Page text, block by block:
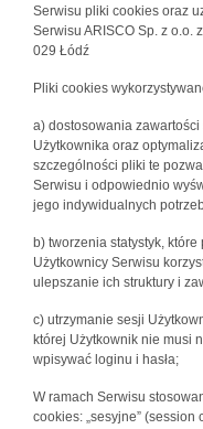
Serwisu pliki cookies oraz
Serwisu ARISCO Sp. z o.o.
029 Łódź
Pliki cookies
a) dostosowania
Użytkownika oraz
szczególności pliki te
Serwisu i odpowiednio
jego indywidualnych
b) tworzenia statystyk,
Użytkownicy Serwisu
ulepszanie ich struktury i
c) utrzymanie sesji
której Użytkownik nie musi
wpisywać loginu i hasła;
W ramach Serwisu
cookies: „sesyjne” (session